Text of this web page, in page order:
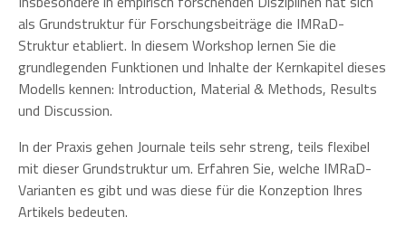
als Grundstruktur für Forschungsbeiträge die IMRaD-
Struktur etabliert. In diesem Workshop lernen Sie die
grundlegenden Funktionen und Inhalte der Kernkapitel dieses
Modells kennen: Introduction, Material & Methods, Results
und Discussion.
In der Praxis gehen Journale teils sehr streng, teils flexibel
mit dieser Grundstruktur um. Erfahren Sie, welche IMRaD-
Varianten es gibt und was diese für die Konzeption Ihres
Artikels bedeuten.